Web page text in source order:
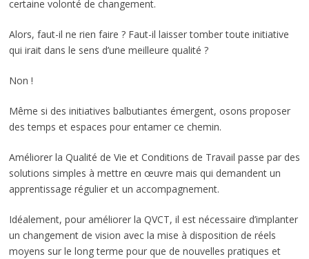
certaine volonté de changement.
Alors, faut-il ne rien faire ? Faut-il laisser tomber toute initiative
qui irait dans le sens d’une meilleure qualité ?
Non !
Même si des initiatives balbutiantes émergent, osons proposer
des temps et espaces pour entamer ce chemin.
Améliorer la Qualité de Vie et Conditions de Travail passe par des
solutions simples à mettre en œuvre mais qui demandent un
apprentissage régulier et un accompagnement.
Idéalement, pour améliorer la QVCT, il est nécessaire d’implanter
un changement de vision avec la mise à disposition de réels
moyens sur le long terme pour que de nouvelles pratiques et